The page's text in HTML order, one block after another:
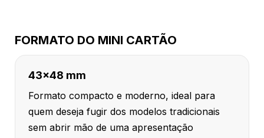
FORMATO DO MINI CARTÃO
43x48 mm
Formato compacto e moderno, ideal para
quem deseja fugir dos modelos tradicionais
sem abrir mão de uma apresentação